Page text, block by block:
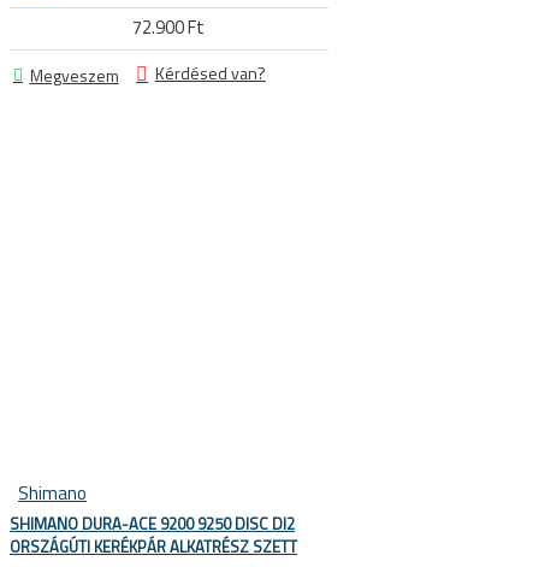
ALKATRÉSZEK
72.900 Ft
Megveszem Kérdésed van?
Shimano
SHIMANO DURA-ACE 9200 9250 DISC DI2
ORSZÁGÚTI KERÉKPÁR ALKATRÉSZ SZETT